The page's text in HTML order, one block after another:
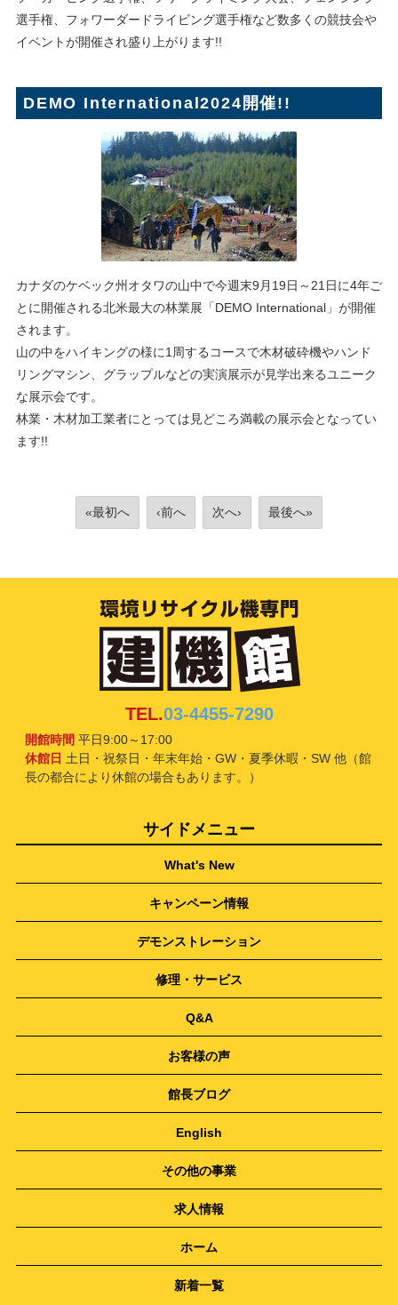
選手権、フォワーダードライビング選手権など数多くの競技会や
イベントが開催され盛り上がります!!
DEMO International2024開催!!
カナダのケベック州オタワの山中で今週末9月19日～21日に4年ご
とに開催される北米最大の林業展「DEMO International」が開催
されます。
山の中をハイキングの様に1周するコースで木材破砕機やハンド
リングマシン、グラップルなどの実演展示が見学出来るユニーク
な展示会です。
林業・木材加工業者にとっては見どころ満載の展示会となってい
ます!!
«最初へ ‹前へ 次へ› 最後へ»
TEL.03-4455-7290
開館時間 平日9:00～17:00
休館日 土日・祝祭日・年末年始・GW・夏季休暇・SW 他（館
長の都合により休館の場合もあります。）
サイドメニュー
What's New
キャンペーン情報
デモンストレーション
修理・サービス
Q&A
お客様の声
館長ブログ
English
その他の事業
求人情報
ホーム
新着一覧